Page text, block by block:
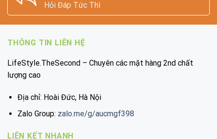
Hỏi Đáp Tức Thì
THÔNG TIN LIÊN HỆ
LifeStyle.TheSecond – Chuyên các mặt hàng 2nd chất
lượng cao
Địa chỉ: Hoài Đức, Hà Nội
Zalo Group: zalo.me/g/aucmgf398
LIÊN KẾT NHANH